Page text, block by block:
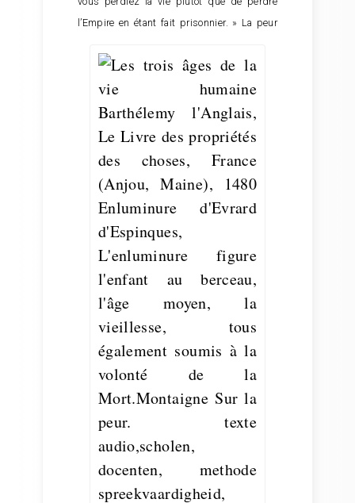
l’Empire en étant fait prisonnier. » La peur